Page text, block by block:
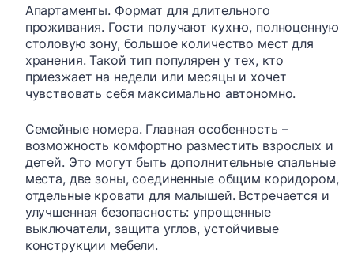
Апартаменты. Формат для длительного
проживания. Гости получают кухню, полноценную
столовую зону, большое количество мест для
хранения. Такой тип популярен у тех, кто
приезжает на недели или месяцы и хочет
чувствовать себя максимально автономно.
Семейные номера. Главная особенность –
возможность комфортно разместить взрослых и
детей. Это могут быть дополнительные спальные
места, две зоны, соединенные общим коридором,
отдельные кровати для малышей. Встречается и
улучшенная безопасность: упрощенные
выключатели, защита углов, устойчивые
конструкции мебели.